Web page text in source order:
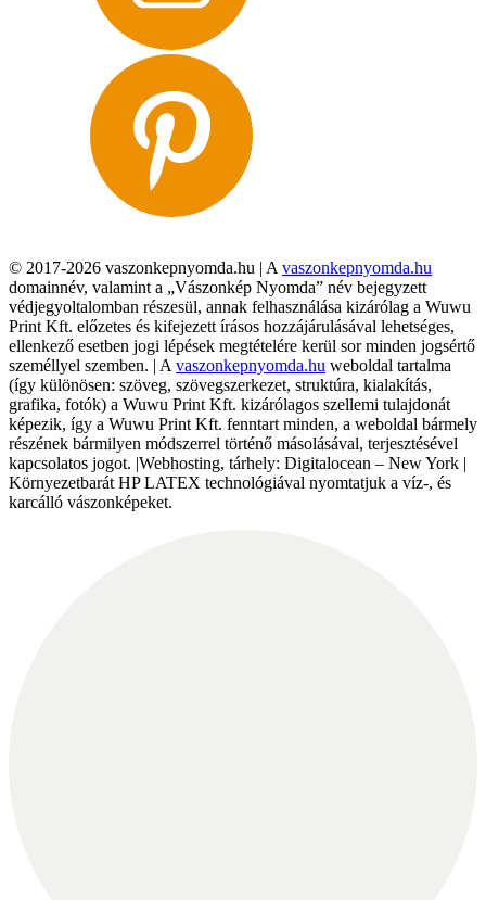
© 2017-2026 vaszonkepnyomda.hu | A vaszonkepnyomda.hu
domainnév, valamint a „Vászonkép Nyomda” név bejegyzett
védjegyoltalomban részesül, annak felhasználása kizárólag a Wuwu
Print Kft. előzetes és kifejezett írásos hozzájárulásával lehetséges,
ellenkező esetben jogi lépések megtételére kerül sor minden jogsértő
személlyel szemben. | A vaszonkepnyomda.hu weboldal tartalma
(így különösen: szöveg, szövegszerkezet, struktúra, kialakítás,
grafika, fotók) a Wuwu Print Kft. kizárólagos szellemi tulajdonát
képezik, így a Wuwu Print Kft. fenntart minden, a weboldal bármely
részének bármilyen módszerrel történő másolásával, terjesztésével
kapcsolatos jogot. |Webhosting, tárhely: Digitalocean – New York |
Környezetbarát HP LATEX technológiával nyomtatjuk a víz-, és
karcálló vászonképeket.